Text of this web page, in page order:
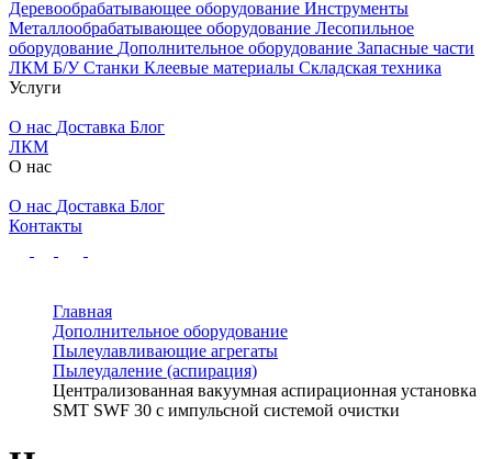
Деревообрабатывающее оборудование Инструменты
Металлообрабатывающее оборудование Лесопильное
оборудование Дополнительное оборудование Запасные части
ЛКМ Б/У Станки Клеевые материалы Складская техника
Услуги
О нас Доставка Блог
ЛКМ
О нас
О нас Доставка Блог
Контакты
Главная
Дополнительное оборудование
Пылеулавливающие агрегаты
Пылеудаление (аспирация)
Централизованная вакуумная аспирационная установка
SMT SWF 30 с импульсной системой очистки